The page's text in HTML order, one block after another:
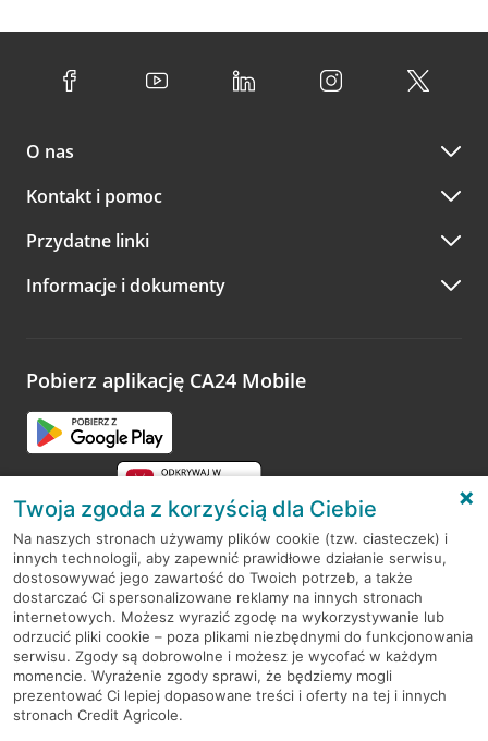
O nas
Kontakt i pomoc
Przydatne linki
Informacje i dokumenty
Pobierz aplikację CA24 Mobile
RODO
Regulamin serwisu
Mapa serwisu
PolitykaCookies
Twoja zgoda z korzyścią dla Ciebie
Na naszych stronach używamy plików cookie (tzw. ciasteczek) i
innych technologii, aby zapewnić prawidłowe działanie serwisu,
dostosowywać jego zawartość do Twoich potrzeb, a także
dostarczać Ci spersonalizowane reklamy na innych stronach
internetowych. Możesz wyrazić zgodę na wykorzystywanie lub
odrzucić pliki cookie – poza plikami niezbędnymi do funkcjonowania
serwisu. Zgody są dobrowolne i możesz je wycofać w każdym
momencie. Wyrażenie zgody sprawi, że będziemy mogli
prezentować Ci lepiej dopasowane treści i oferty na tej i innych
stronach Credit Agricole.